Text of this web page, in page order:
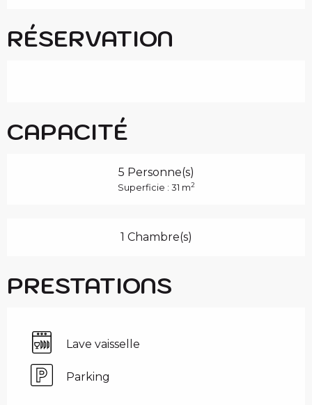
RÉSERVATION
CAPACITÉ
5 Personne(s)
Superficie : 31 m2
1 Chambre(s)
PRESTATIONS
Lave vaisselle
Parking